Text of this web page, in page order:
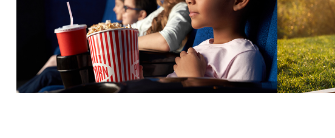
ITINÉRAIRE PLUS D'INFORMATIONS
6 LIBRAIRIE SPICILEGE LAGNY
9 PLACE DU MARCHE AU BLE